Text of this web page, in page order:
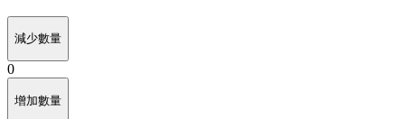
減少數量
0
增加數量